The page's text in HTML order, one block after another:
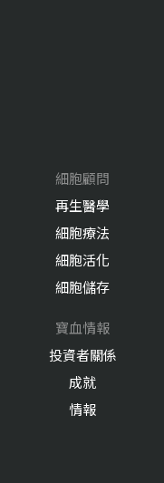
細胞顧問
再生醫學
細胞療法
細胞活化
細胞儲存
寶血情報
投資者關係
成就
情報